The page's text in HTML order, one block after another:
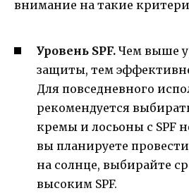
внимание на такие
Уровень SPF. Чем выше
защиты, тем
Для повседневного
рекомендуется
кремы и лосьоны с SPF
вы планируете
на солнце, выбирайте
высоким SPF.